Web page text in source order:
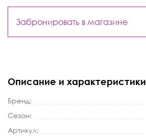
Забронировать в магазине
Описание и характеристики
Бренд:
Сезон:
Артикул: